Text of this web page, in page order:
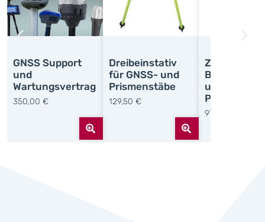
GNSS Support
und
Wartungsvertrag
350,00 €
Dreibeinstativ
für GNSS- und
Prismenstäbe
129,50 €
BiPod für
und
97,50